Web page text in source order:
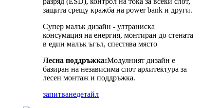
защита срещу кражба на power bank и други.
Супер малък дизайн - ултраниска
консумация на енергия, монтиран до стената
в един малък ъгъл, спестява място
Лесна поддръжка:Модулният дизайн е
базиран на независима слот архитектура за
лесен монтаж и поддръжка.
запитванедетайл